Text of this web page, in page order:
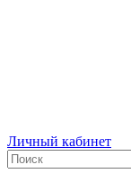
Личный кабинет